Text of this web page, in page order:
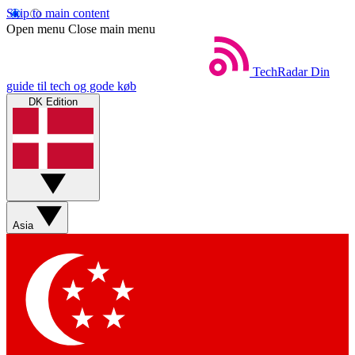
Skip to main content
Open menu Close main menu
TechRadar Din
guide til tech og gode køb
DK Edition
Asia